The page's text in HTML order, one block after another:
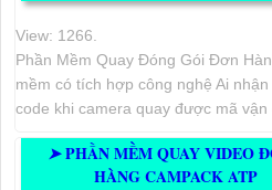
View: 1266.
Phần Mềm Quay Đóng Gói Đơn
mềm có tích hợp công nghệ Ai
code khi camera quay được mã vận
➤PHẦN MỀM QUAY VIDEO
HÀNG CAMPACK ATP